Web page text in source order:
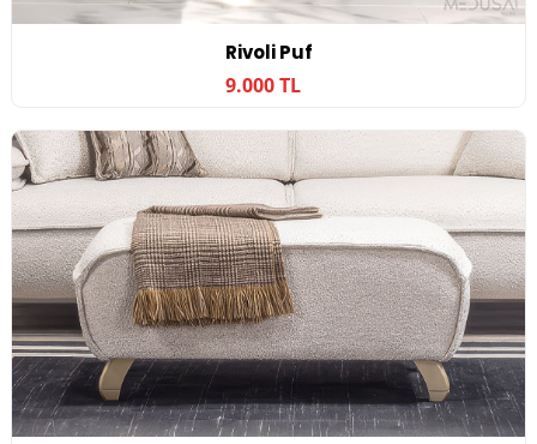
Rivoli Puf
9.000 TL